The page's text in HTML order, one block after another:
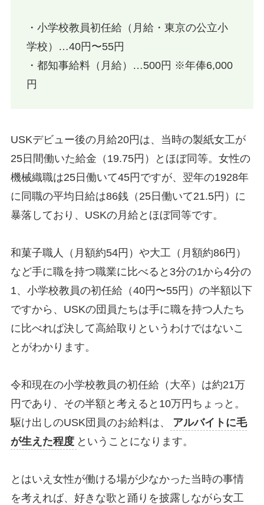
・小学校教員初任給（月給・東京の公立小
学校）…40円〜55円
・都知事給料（月給）…500円 ※年俸6,000
円
USKデビュー後の月給20円は、当時の製紙女工が
25日間働いた給金（19.75円）とほぼ同等。女性の
機械織職は25日働いて45円ですが、翌年の1928年
に同職の平均日給は86銭（25日働いて21.5円）に
暴落しており、USKの月給とほぼ同等です。
和菓子職人（月額約54円）や大工（月額約86円）
など手に職を持つ職業に比べると3分の1から4分の
1、小学校教員の初任給（40円〜55円）の半額以下
ですから、USKの団員たちは手に職を持つ人たち
に比べれば決して高給取りというわけではないこ
とがわかります。
令和現在の小学校教員の初任給（大卒）は約21万
円であり、その半額と考えると10万円ちょっと。
駆け出しのUSK団員のお給料は、
アルバイトに毛
が生えた程度 ということになります。
とはいえ女性が働ける場が少なかった当時の事情
を考えれば、好きな歌と踊りを披露しながら女工